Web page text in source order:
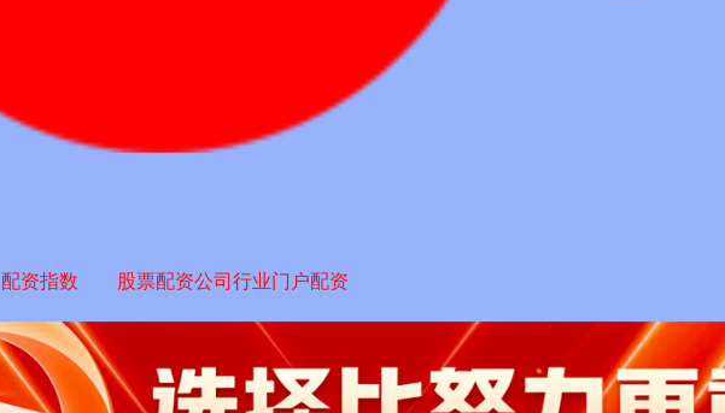
配资指数 股票配资公司行业门户配资